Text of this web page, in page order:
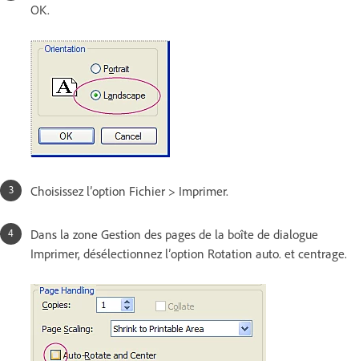
OK.
Choisissez l’option Fichier > Imprimer.
Dans la zone Gestion des pages de la boîte de dialogue
Imprimer, désélectionnez l’option Rotation auto. et centrage.